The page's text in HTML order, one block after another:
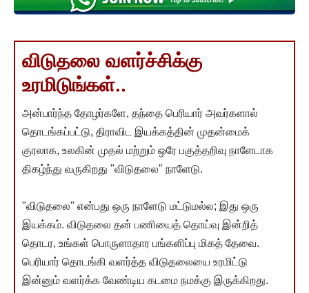
விடுதலை வளர்ச்சிக்கு
உரமிடுங்கள்..
அன்பார்ந்த தோழர்களே, தந்தை பெரியார் அவர்களால்
தொடங்கப்பட்டு, திராவிட இயக்கத்தின் முதன்மைக்
குரலாக, உலகின் முதல் மற்றும் ஒரே பகுத்தறிவு நாளேடாக
திகழ்ந்து வருகிறது "விடுதலை" நாளேடு.
"விடுதலை" என்பது ஒரு நாளேடு மட்டுமல்ல; இது ஒரு
இயக்கம். விடுதலை தன் பணியைத் தொய்வு இன்றித்
தொடர, உங்கள் பொருளாதார பங்களிப்பு மிகத் தேவை.
பெரியார் தொடங்கி வளர்த்த விடுதலையை உரமிட்டு
இன்னும் வளர்க்க வேண்டிய கடமை நமக்கு இருக்கிறது.